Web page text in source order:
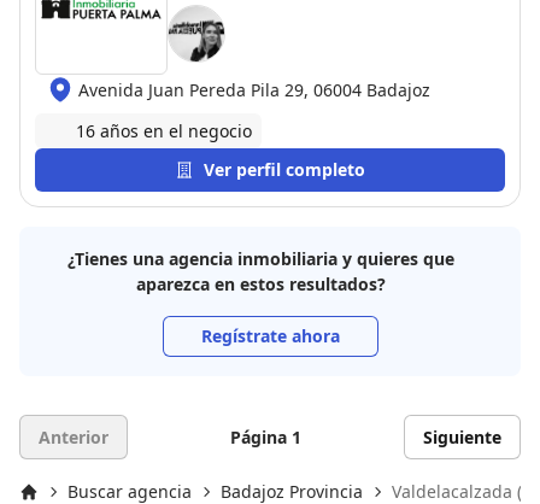
Avenida Juan Pereda Pila 29, 06004 Badajoz
16 años en el negocio
Ver perfil completo
¿Tienes una agencia inmobiliaria y quieres que
aparezca en estos resultados?
Regístrate ahora
Anterior Página 1 Siguiente
Buscar agencia Badajoz Provincia Valdelacalzada